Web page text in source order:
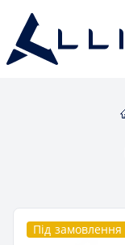
Під замовлення